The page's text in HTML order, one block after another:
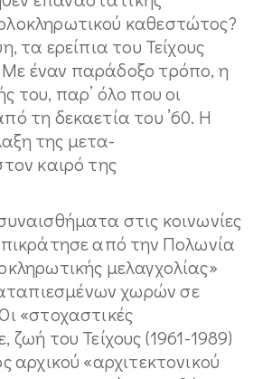
καθεστώτος?
τα ερείπια του Τείχους
έναν παράδοξο τρόπο, η
του, παρ’ όλο που οι
τη δεκαετία του ’60. Η
της μετα-
καιρό της
στις κοινωνίες
από την Πολωνία
μελαγχολίας»
χωρών σε
«στοχαστικές
του Τείχους (1961-1989)
αρχικού «αρχιτεκτονικού